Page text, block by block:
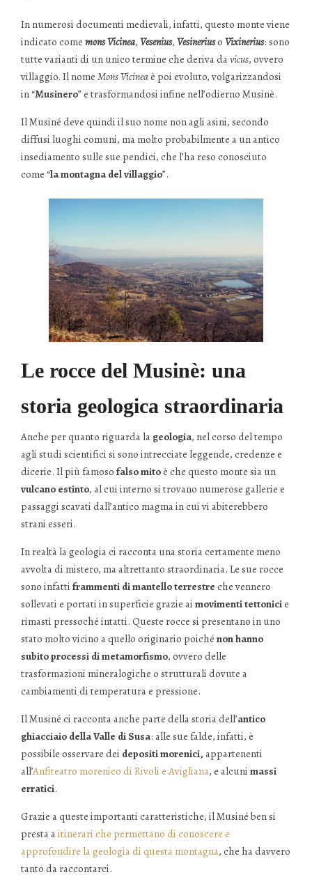
In numerosi documenti medievali, infatti, questo monte viene
indicato come mons Vicinea, Vesenius, Vesineriuso Vixinerius: sono
tutte varianti di un unico termine che deriva davicus, ovvero
villaggio. Il nome Mons Vicineaè poi evoluto, volgarizzandosi
in “Musinero” e trasformandosi infine nell’odierno Musinè.
Il Musiné deve quindi il suo nome non agli asini, secondo
diffusi luoghi comuni, ma molto probabilmente a un antico
insediamento sulle sue pendici, che l’ha reso conosciuto
come “la montagna del villaggio”.
Le rocce del Musinè: una
storia geologica straordinaria
Anche per quanto riguarda la geologia, nel corso del tempo
agli studi scientifici si sono intrecciate leggende, credenze e
dicerie. Il più famoso falso mitoè che questo monte sia un
vulcano estinto, al cui interno si trovano numerose gallerie e
passaggi scavati dall’antico magma in cui vi abiterebbero
strani esseri.
In realtà la geologia ci racconta una storia certamente meno
avvolta di mistero, ma altrettanto straordinaria. Le sue rocce
sono infatti frammenti di mantello terrestre che vennero
sollevati e portati in superficie grazie ai movimenti tettonicie
rimasti pressoché intatti. Queste rocce si presentano in uno
stato molto vicino a quello originario poiché non hanno
subito processi di metamorfismo, ovvero delle
trasformazioni mineralogiche o strutturali dovute a
cambiamenti di temperatura e pressione.
Il Musiné ci racconta anche parte della storia dell’antico
ghiacciaio della Valle di Susa: alle sue falde, infatti, è
possibile osservare dei depositi morenici, appartenenti
all’Anfiteatro morenico di Rivoli e Avigliana, e alcuni massi
erratici.
Grazie a queste importanti caratteristiche, il Musiné ben si
presta aitinerari che permettano di conoscere e
approfondire la geologia di questa montagna, che ha davvero
tanto da raccontarci.